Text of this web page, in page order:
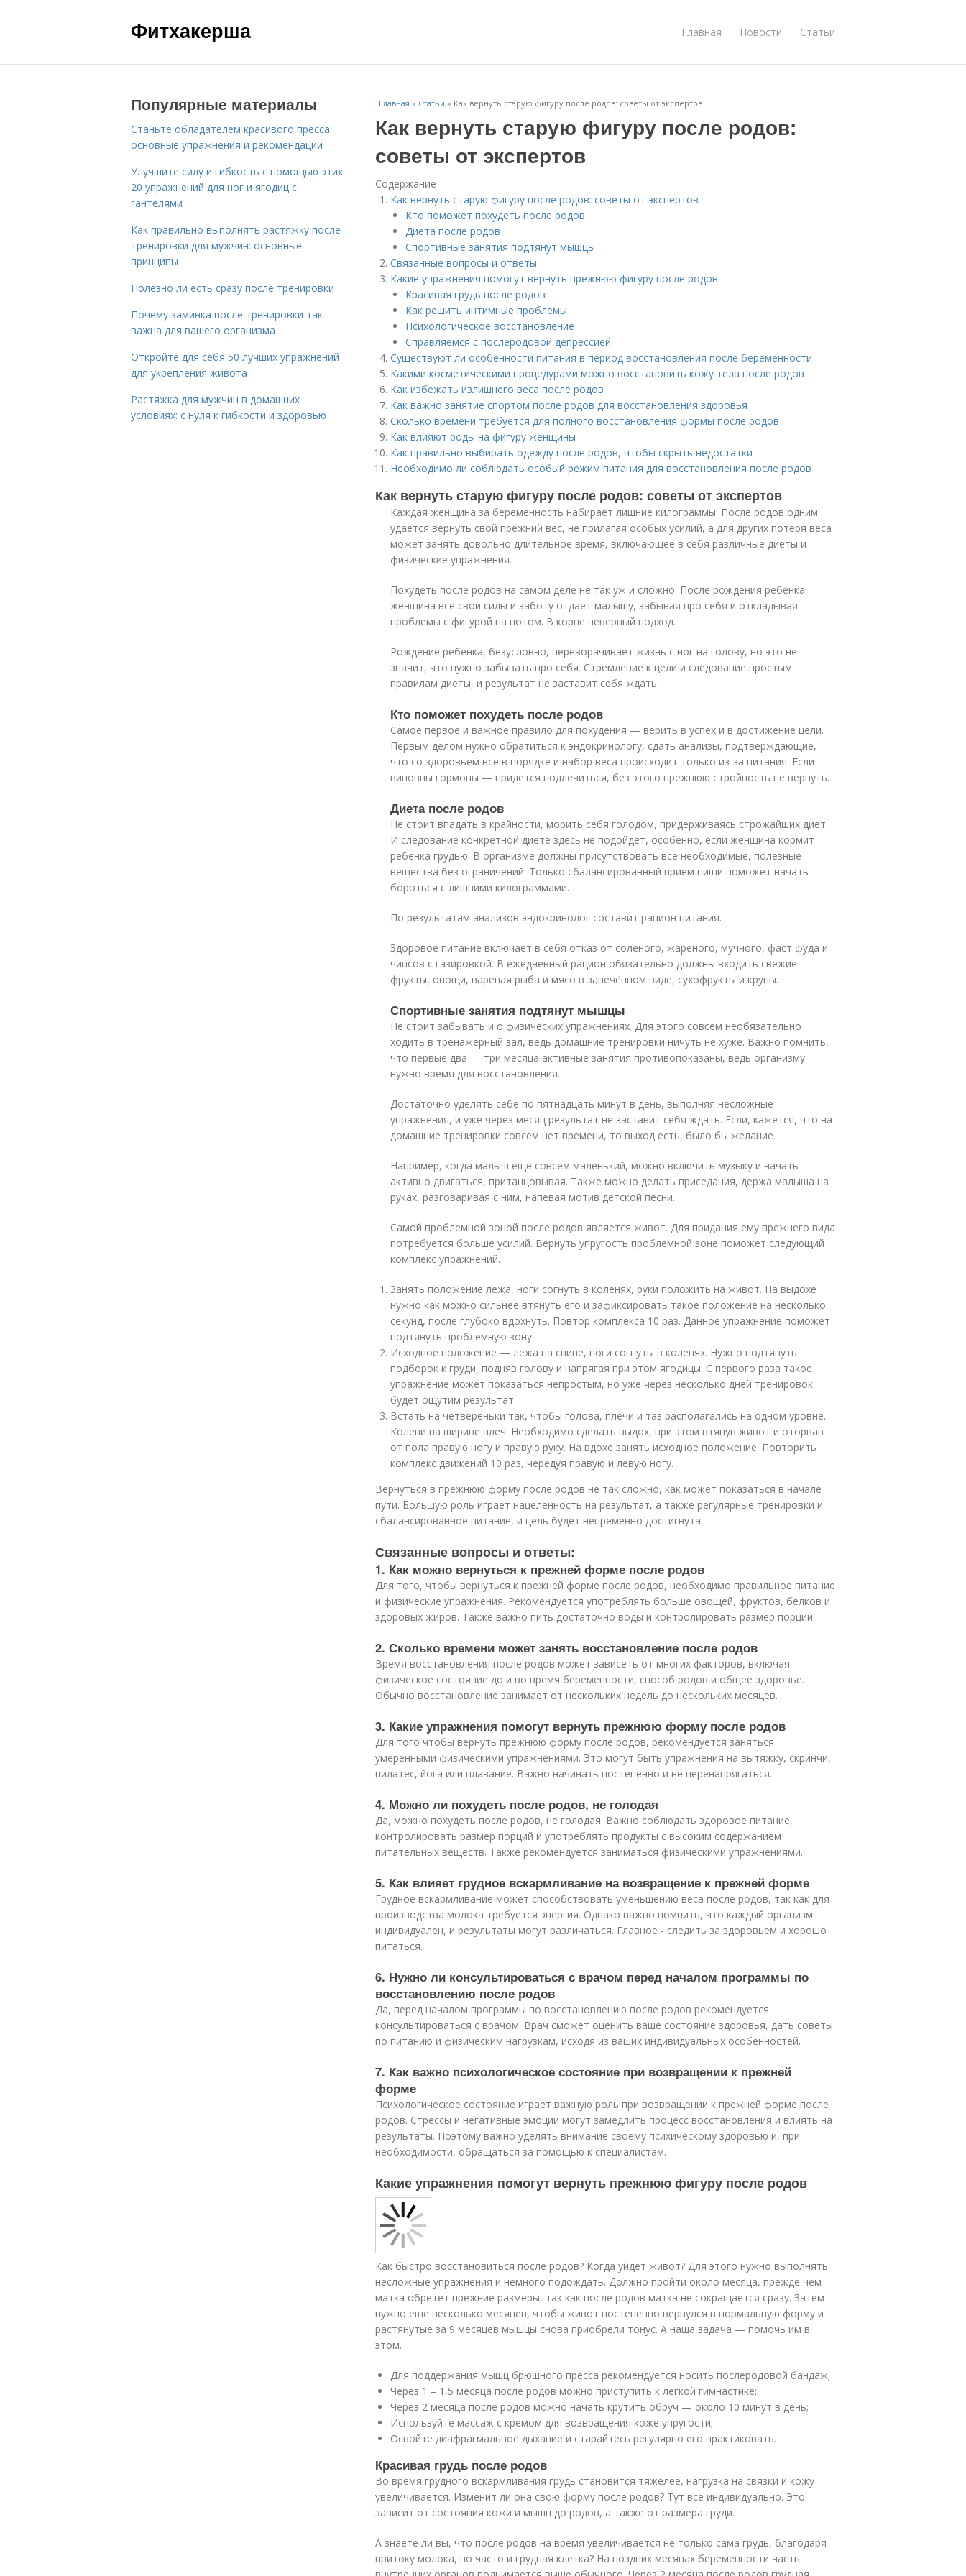
Фитхакерша Главная Новости Статьи
Главная » Статьи » Как вернуть старую фигуру после родов: советы от экспертов
Как вернуть старую фигуру после родов:
советы от экспертов
Содержание
Как вернуть старую фигуру после родов: советы от экспертов
Кто поможет похудеть после родов
Диета после родов
Спортивные занятия подтянут мышцы
Связанные вопросы и ответы
Какие упражнения помогут вернуть прежнюю фигуру после родов
Красивая грудь после родов
Как решить интимные проблемы
Психологическое восстановление
Справляемся с послеродовой депрессией
Существуют ли особенности питания в период восстановления после беременности
Какими косметическими процедурами можно восстановить кожу тела после родов
Как избежать излишнего веса после родов
Как важно занятие спортом после родов для восстановления здоровья
Сколько времени требуется для полного восстановления формы после родов
Как влияют роды на фигуру женщины
Как правильно выбирать одежду после родов, чтобы скрыть недостатки
Необходимо ли соблюдать особый режим питания для восстановления после родов
Как вернуть старую фигуру после родов: советы от экспертов
Каждая женщина за беременность набирает лишние килограммы. После родов одним
удается вернуть свой прежний вес, не прилагая особых усилий, а для других потеря веса
может занять довольно длительное время, включающее в себя различные диеты и
физические упражнения.
Похудеть после родов на самом деле не так уж и сложно. После рождения ребенка
женщина все свои силы и заботу отдает малышу, забывая про себя и откладывая
проблемы с фигурой на потом. В корне неверный подход.
Рождение ребенка, безусловно, переворачивает жизнь с ног на голову, но это не
значит, что нужно забывать про себя. Стремление к цели и следование простым
правилам диеты, и результат не заставит себя ждать.
Кто поможет похудеть после родов
Самое первое и важное правило для похудения — верить в успех и в достижение цели.
Первым делом нужно обратиться к эндокринологу, сдать анализы, подтверждающие,
что со здоровьем все в порядке и набор веса происходит только из-за питания. Если
виновны гормоны — придется подлечиться, без этого прежнюю стройность не вернуть.
Диета после родов
Не стоит впадать в крайности, морить себя голодом, придерживаясь строжайших диет.
И следование конкретной диете здесь не подойдет, особенно, если женщина кормит
ребенка грудью. В организме должны присутствовать все необходимые, полезные
вещества без ограничений. Только сбалансированный прием пищи поможет начать
бороться с лишними килограммами.
По результатам анализов эндокринолог составит рацион питания.
Здоровое питание включает в себя отказ от соленого, жареного, мучного, фаст фуда и
чипсов с газировкой. В ежедневный рацион обязательно должны входить свежие
фрукты, овощи, вареная рыба и мясо в запечённом виде, сухофрукты и крупы.
Спортивные занятия подтянут мышцы
Не стоит забывать и о физических упражнениях. Для этого совсем необязательно
ходить в тренажерный зал, ведь домашние тренировки ничуть не хуже. Важно помнить,
что первые два — три месяца активные занятия противопоказаны, ведь организму
нужно время для восстановления.
Достаточно уделять себе по пятнадцать минут в день, выполняя несложные
упражнения, и уже через месяц результат не заставит себя ждать. Если, кажется, что на
домашние тренировки совсем нет времени, то выход есть, было бы желание.
Например, когда малыш еще совсем маленький, можно включить музыку и начать
активно двигаться, пританцовывая. Также можно делать приседания, держа малыша на
руках, разговаривая с ним, напевая мотив детской песни.
Самой проблемной зоной после родов является живот. Для придания ему прежнего вида
потребуется больше усилий. Вернуть упругость проблемной зоне поможет следующий
комплекс упражнений.
Занять положение лежа, ноги согнуть в коленях, руки положить на живот. На выдохе
нужно как можно сильнее втянуть его и зафиксировать такое положение на несколько
секунд, после глубоко вдохнуть. Повтор комплекса 10 раз. Данное упражнение поможет
подтянуть проблемную зону.
Исходное положение — лежа на спине, ноги согнуты в коленях. Нужно подтянуть
подборок к груди, подняв голову и напрягая при этом ягодицы. С первого раза такое
упражнение может показаться непростым, но уже через несколько дней тренировок
будет ощутим результат.
Встать на четвереньки так, чтобы голова, плечи и таз располагались на одном уровне.
Колени на ширине плеч. Необходимо сделать выдох, при этом втянув живот и оторвав
от пола правую ногу и правую руку. На вдохе занять исходное положение. Повторить
комплекс движений 10 раз, чередуя правую и левую ногу.
Вернуться в прежнюю форму после родов не так сложно, как может показаться в начале
пути. Большую роль играет нацеленность на результат, а также регулярные тренировки и
сбалансированное питание, и цель будет непременно достигнута.
Связанные вопросы и ответы:
1. Как можно вернуться к прежней форме после родов
Для того, чтобы вернуться к прежней форме после родов, необходимо правильное питание
и физические упражнения. Рекомендуется употреблять больше овощей, фруктов, белков и
здоровых жиров. Также важно пить достаточно воды и контролировать размер порций.
2. Сколько времени может занять восстановление после родов
Время восстановления после родов может зависеть от многих факторов, включая
физическое состояние до и во время беременности, способ родов и общее здоровье.
Обычно восстановление занимает от нескольких недель до нескольких месяцев.
3. Какие упражнения помогут вернуть прежнюю форму после родов
Для того чтобы вернуть прежнюю форму после родов, рекомендуется заняться
умеренными физическими упражнениями. Это могут быть упражнения на вытяжку, скринчи,
пилатес, йога или плавание. Важно начинать постепенно и не перенапрягаться.
4. Можно ли похудеть после родов, не голодая
Да, можно похудеть после родов, не голодая. Важно соблюдать здоровое питание,
контролировать размер порций и употреблять продукты с высоким содержанием
питательных веществ. Также рекомендуется заниматься физическими упражнениями.
5. Как влияет грудное вскармливание на возвращение к прежней форме
Грудное вскармливание может способствовать уменьшению веса после родов, так как для
производства молока требуется энергия. Однако важно помнить, что каждый организм
индивидуален, и результаты могут различаться. Главное - следить за здоровьем и хорошо
питаться.
6. Нужно ли консультироваться с врачом перед началом программы по
восстановлению после родов
Да, перед началом программы по восстановлению после родов рекомендуется
консультироваться с врачом. Врач сможет оценить ваше состояние здоровья, дать советы
по питанию и физическим нагрузкам, исходя из ваших индивидуальных особенностей.
7. Как важно психологическое состояние при возвращении к прежней
форме
Психологическое состояние играет важную роль при возвращении к прежней форме после
родов. Стрессы и негативные эмоции могут замедлить процесс восстановления и влиять на
результаты. Поэтому важно уделять внимание своему психическому здоровью и, при
необходимости, обращаться за помощью к специалистам.
Какие упражнения помогут вернуть прежнюю фигуру после родов
Как быстро восстановиться после родов? Когда уйдет живот? Для этого нужно выполнять
несложные упражнения и немного подождать. Должно пройти около месяца, прежде чем
матка обретет прежние размеры, так как после родов матка не сокращается сразу. Затем
нужно еще несколько месяцев, чтобы живот постепенно вернулся в нормальную форму и
растянутые за 9 месяцев мышцы снова приобрели тонус. А наша задача — помочь им в
этом.
Для поддержания мышц брюшного пресса рекомендуется носить послеродовой бандаж;
Через 1 – 1,5 месяца после родов можно приступить к легкой гимнастике;
Через 2 месяца после родов можно начать крутить обруч — около 10 минут в день;
Используйте массаж с кремом для возвращения коже упругости;
Освойте диафрагмальное дыхание и старайтесь регулярно его практиковать.
Красивая грудь после родов
Во время грудного вскармливания грудь становится тяжелее, нагрузка на связки и кожу
увеличивается. Изменит ли она свою форму после родов? Тут все индивидуально. Это
зависит от состояния кожи и мышц до родов, а также от размера груди.
А знаете ли вы, что после родов на время увеличивается не только сама грудь, благодаря
притоку молока, но часто и грудная клетка? На поздних месяцах беременности часть
Популярные материалы
Станьте обладателем красивого пресса:
основные упражнения и рекомендации
Улучшите силу и гибкость с помощью этих
20 упражнений для ног и ягодиц с
гантелями
Как правильно выполнять растяжку после
тренировки для мужчин: основные
принципы
Полезно ли есть сразу после тренировки
Почему заминка после тренировки так
важна для вашего организма
Откройте для себя 50 лучших упражнений
для укрепления живота
Растяжка для мужчин в домашних
условиях: с нуля к гибкости и здоровью